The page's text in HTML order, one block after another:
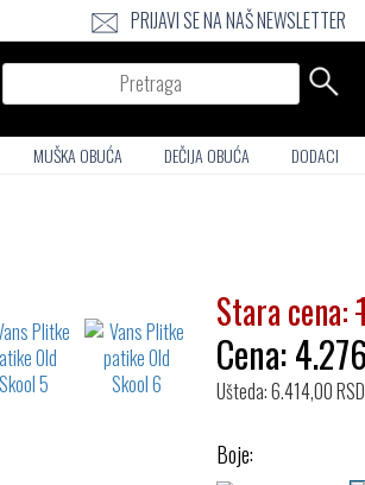
PRIJAVI SE NA NAŠ NEWSLETTER
Pretraga
MUŠKA OBUĆA DEČIJA OBUĆA DODACI
Stara cena:
Cena:
Ušteda: 6.414,00 RSD
Boje: